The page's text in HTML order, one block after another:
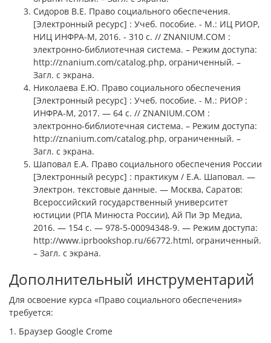
Сидоров В.Е. Право социального обеспечения.
[Электронный ресурс] : Учеб. пособие. - М.: ИЦ РИОР,
НИЦ ИНФРА-М, 2016. - 310 с. // ZNANIUM.COM :
электронно-библиотечная система. – Режим доступа:
http://znanium.com/catalog.php, ограниченный. –
Загл. с экрана.
Николаева Е.Ю. Право социального обеспечения
[Электронный ресурс] : Учеб. пособие. - М.: РИОР :
ИНФРА-М, 2017. — 64 с. // ZNANIUM.COM :
электронно-библиотечная система. – Режим доступа:
http://znanium.com/catalog.php, ограниченный. –
Загл. с экрана.
Шаповал Е.А. Право социального обеспечения России
[Электронный ресурс] : практикум / Е.А. Шаповал. —
Электрон. текстовые данные. — Москва, Саратов:
Всероссийский государственный университет
юстиции (РПА Минюста России), Ай Пи Эр Медиа,
2016. — 154 c. — 978-5-00094348-9. — Режим доступа:
http://www.iprbookshop.ru/66772.html, ограниченный.
– Загл. с экрана.
Дополнительный инструментарий
Для освоение курса «Право социального обеспечения»
требуется:
1. Браузер Google Crome